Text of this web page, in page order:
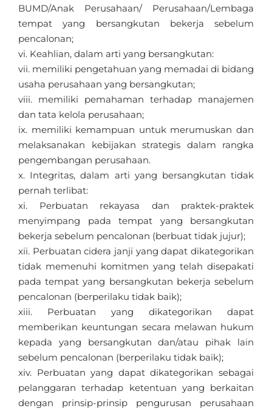
BUMD/Anak Perusahaan/ Perusahaan/Lembaga
tempat yang bersangkutan bekerja sebelum
pencalonan;
Keahlian, dalam arti yang bersangkutan:
memiliki pengetahuan yang memadai di bidang
usaha perusahaan yang bersangkutan;
memiliki pemahaman terhadap manajemen
dan tata kelola perusahaan;
memiliki kemampuan untuk merumuskan dan
melaksanakan kebijakan strategis dalam rangka
pengembangan perusahaan.
Integritas, dalam arti yang bersangkutan tidak
pernah terlibat:
Perbuatan rekayasa dan praktek-praktek
menyimpang pada tempat yang bersangkutan
bekerja sebelum pencalonan (berbuat tidak jujur);
Perbuatan cidera janji yang dapat dikategorikan
tidak memenuhi komitmen yang telah disepakati
pada tempat yang bersangkutan bekerja sebelum
pencalonan (berperilaku tidak baik);
Perbuatan yang dikategorikan dapat
memberikan keuntungan secara melawan hukum
kepada yang bersangkutan dan/atau pihak lain
sebelum pencalonan (berperilaku tidak baik);
Perbuatan yang dapat dikategorikan sebagai
pelanggaran terhadap ketentuan yang berkaitan
dengan prinsip-prinsip pengurusan perusahaan